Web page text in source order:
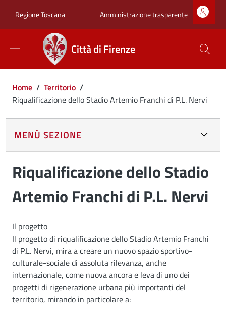
Regione Toscana Zona superiore
Amministrazione trasparente
Città di Firenze
Briciole di pane
Home / Territorio /
Riqualificazione dello Stadio Artemio Franchi di P.L. Nervi
MENÙ SEZIONE
Riqualificazione dello Stadio
Artemio Franchi di P.L. Nervi
Il progetto
Il progetto di riqualificazione dello Stadio Artemio Franchi
di P.L. Nervi, mira a creare un nuovo spazio sportivo-
culturale-sociale di assoluta rilevanza, anche
internazionale, come nuova ancora e leva di uno dei
progetti di rigenerazione urbana più importanti del
territorio, mirando in particolare a: